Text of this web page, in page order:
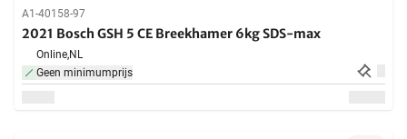
A1-40158-97
2021 Bosch GSH 5 CE Breekhamer 6kg SDS-max
Online,NL
Geen minimumprijs